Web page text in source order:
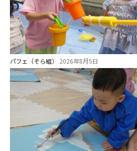
パフェ（そら組） 2026年8月5日